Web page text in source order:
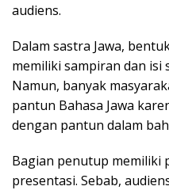
audiens.
Dalam sastra Jawa,
memiliki sampiran dan isi
Namun, banyak
pantun Bahasa Jawa
dengan pantun dalam
Bagian penutup memiliki
presentasi. Sebab,